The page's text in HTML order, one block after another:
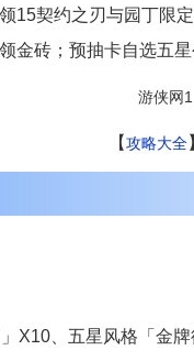
15契约之刃与园丁限
金砖；预抽卡自选五
【攻略大全
X10、五星风格「金